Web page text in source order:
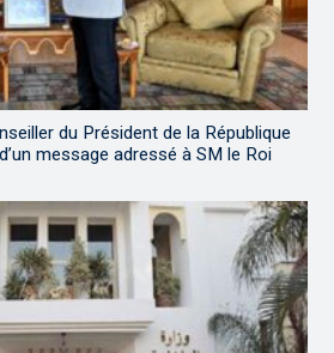
du Président de la République
message adressé à SM le Roi